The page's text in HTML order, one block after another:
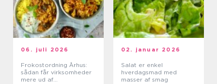
06. juli 2026
Frokostordning Århus:
sådan får virksomheder
mere ud af
02. januar 2026
Salat er enkel
hverdagsmad med
masser af smag